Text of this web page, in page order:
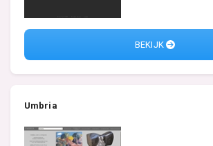
BEKIJK
Umbria